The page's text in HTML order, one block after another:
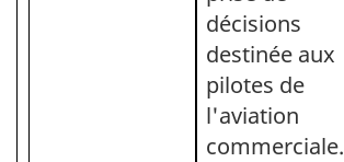
décisions
destinée aux
pilotes de
l'aviation
commerciale.